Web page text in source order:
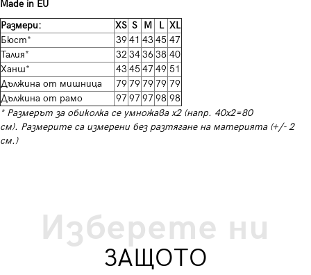
Made in EU
Размери:
XS S M L XL
Бюст*
39 41 43 45 47
Талия*
32 343638 40
Ханш*
43 4547 49 51
Дължина от мишница
79 79 79 79 79
Дължина от рамо
97 97 97 98 98
* Размерът за обиколка се умножава х2 (напр. 40х2=80
см). Размерите са измерени без разтягане на материята (+/- 2
см.)
Изберете ни
ЗАЩОТО